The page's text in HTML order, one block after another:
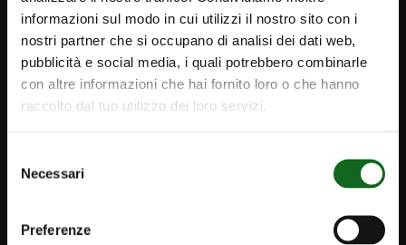
informazioni sul modo in cui utilizzi il nostro sito con i
nostri partner che si occupano di analisi dei dati web,
pubblicità e social media, i quali potrebbero combinarle
con altre informazioni che hai fornito loro o che hanno
raccolto dal tuo utilizzo dei loro servizi.
delNecessari
Preferenze
iPump
Newsletter